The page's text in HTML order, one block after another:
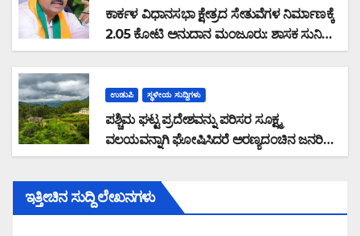
ಕಾರ್ಕಳ ವಿಧಾನಸಭಾ ಕ್ಷೇತ್ರದ ಸೇತುವೆಗಳ ನಿರ್ಮಾಣಕ್ಕೆ
2.05 ಕೋಟಿ ಅನುದಾನ ಮಂಜೂರು: ಶಾಸಕ ಸುನಿಲ್
ಕುಮಾರ್ ಮಾಹಿತಿ
ಉಡುಪಿ ಸ್ಥಳೀಯ ಸುದ್ದಿಗಳು
ಪಶ್ಚಿಮ ಘಟ್ಟ ಪ್ರದೇಶವನ್ನು ಪರಿಸರ ಸೂಕ್ಷ್ಮ
ವಲಯವನ್ನಾಗಿ ಘೋಷಿಸಿದರೆ ಅರಣ್ಯದಂಚಿನ ಜನರಿಗೆ
ಸಮಸ್ಯೆ: ರಾಜ್ಯ ಸರ್ಕಾರವು ಭೌತಿಕ ಸಮೀಕ್ಷೆ ನಡೆಸಿ
ಜನವಸತಿ ಪ್ರದೇಶ ವಿರಹಿತಗೊಳಿಸಿ ಜನರ
ಆತಂಕವನ್ನು ನಿವಾರಿಸಬೇಕು : ಮಲೆಕುಡಿಯ ಸಂಘದ
ಜಿಲ್ಲಾಧ್ಯಕ್ಷ ಗಂಗಾಧರ ಗೌಡ ಆಗ್ರಹ
ಇತ್ತೀಚಿನ ಸುದ್ದಿ ಲೇಖನಗಳು